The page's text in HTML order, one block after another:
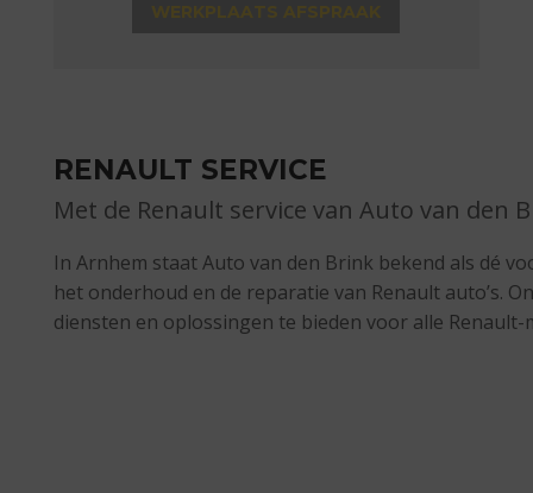
RENAULT SERVICE
Met de Renault service van Auto van den
In Arnhem staat Auto van den Brink bekend als dé
het onderhoud en de reparatie van Renault auto’s.
diensten en oplossingen te bieden voor alle Renault-